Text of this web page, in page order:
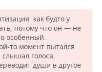
как будто у
потому что он — не
особенный.
то момент пытался
слышал голоса,
души в другое